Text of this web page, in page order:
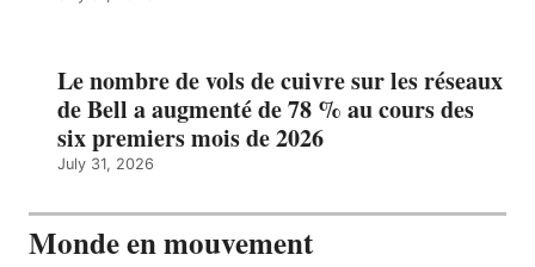
Le nombre de vols de cuivre sur les réseaux
de Bell a augmenté de 78 % au cours des
six premiers mois de 2026
July 31, 2026
Monde en mouvement